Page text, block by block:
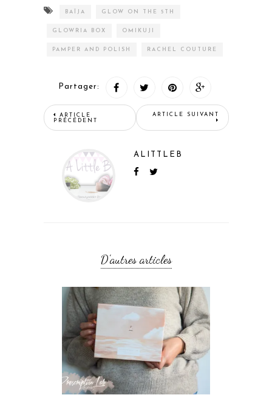
BAÏJA GLOW ON THE 5TH
GLOWRIA BOX OMIKUJI
PAMPER AND POLISH RACHEL COUTURE
Partager:
ARTICLE
PRÉCÉDENT
ARTICLE SUIVANT
ALITTLEB
D'autres articles